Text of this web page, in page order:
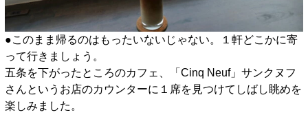
●このまま帰るのはもったいないじゃない。１軒どこかに寄
って行きましょう。
五条を下がったところのカフェ、「Cinq Neuf」サンクヌフ
さんというお店のカウンターに１席を見つけてしばし眺めを
楽しみました。